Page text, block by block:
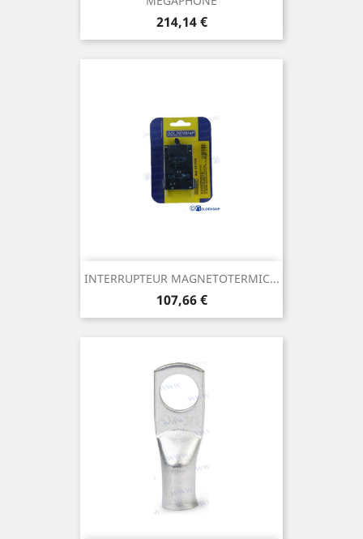
Prix
214,14 €
INTERRUPTEUR MAGNETOTERMIC...
Prix
107,66 €